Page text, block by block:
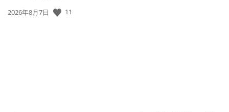
公
2026年8月7日 11